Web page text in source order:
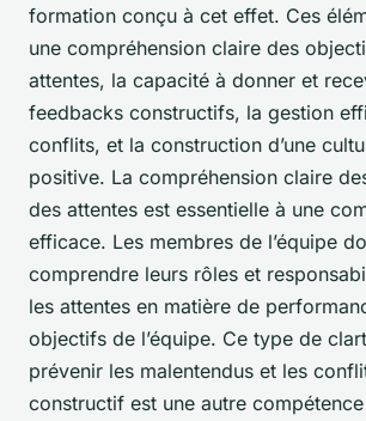
formation conçu à cet effet. Ces
une compréhension claire des
attentes, la capacité à donner et
feedbacks constructifs, la gestion
conflits, et la construction d’une
positive. La compréhension claire
des attentes est essentielle à une
efficace. Les membres de l’équipe
comprendre leurs rôles et
les attentes en matière de
objectifs de l’équipe. Ce type de
prévenir les malentendus et les
constructif est une autre